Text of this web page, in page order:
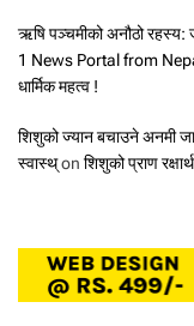
ऋषि पञ्चमीको अनौठो रहस्य:
1 News Portal from
धार्मिक महत्व !
शिशुको ज्यान बचाउने अनमी
स्वास्थ्on शिशुको प्राण